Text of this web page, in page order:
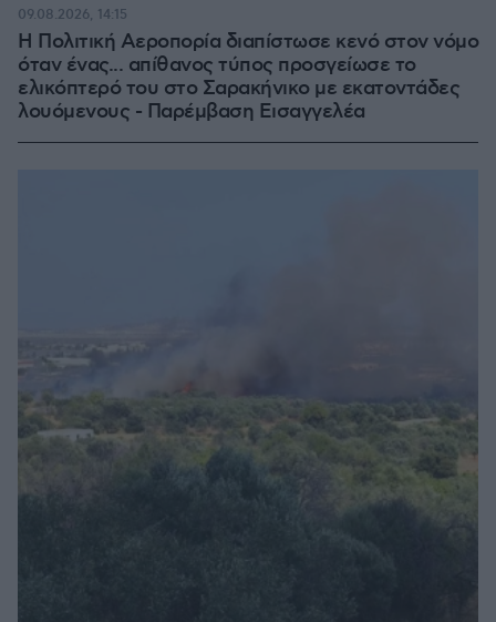
Η Πολιτική Αεροπορία διαπίστωσε κενό στον νόμο
όταν ένας... απίθανος τύπος προσγείωσε το
ελικόπτερό του στο Σαρακήνικο με εκατοντάδες
λουόμενους - Παρέμβαση Εισαγγελέα
09.08.2026, 14:15